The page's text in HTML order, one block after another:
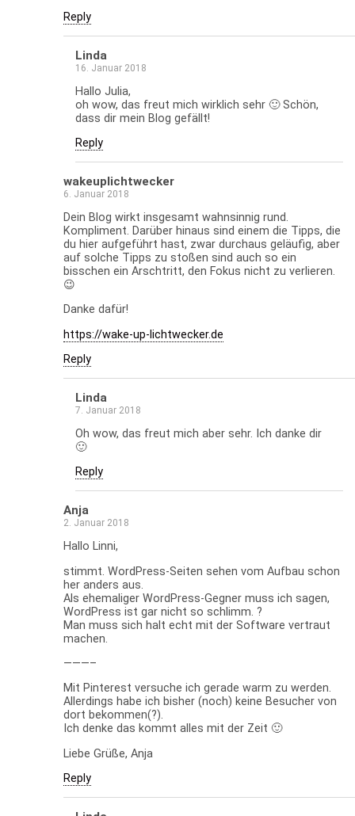
Reply
Linda
16. Januar 2018
Hallo Julia,
oh wow, das freut mich wirklich sehr 🙂 Schön,
dass dir mein Blog gefällt!
Reply
wakeuplichtwecker
6. Januar 2018
Dein Blog wirkt insgesamt wahnsinnig rund.
Kompliment. Darüber hinaus sind einem die Tipps, die
du hier aufgeführt hast, zwar durchaus geläufig, aber
auf solche Tipps zu stoßen sind auch so ein
bisschen ein Arschtritt, den Fokus nicht zu verlieren.
😉
Danke dafür!
https://wake-up-lichtwecker.de
Reply
Linda
7. Januar 2018
Oh wow, das freut mich aber sehr. Ich danke dir
🙂
Reply
Anja
2. Januar 2018
Hallo Linni,
stimmt. WordPress-Seiten sehen vom Aufbau schon
her anders aus.
Als ehemaliger WordPress-Gegner muss ich sagen,
WordPress ist gar nicht so schlimm. ?
Man muss sich halt echt mit der Software vertraut
machen.
———–
Mit Pinterest versuche ich gerade warm zu werden.
Allerdings habe ich bisher (noch) keine Besucher von
dort bekommen(?).
Ich denke das kommt alles mit der Zeit 🙂
Liebe Grüße, Anja
Reply